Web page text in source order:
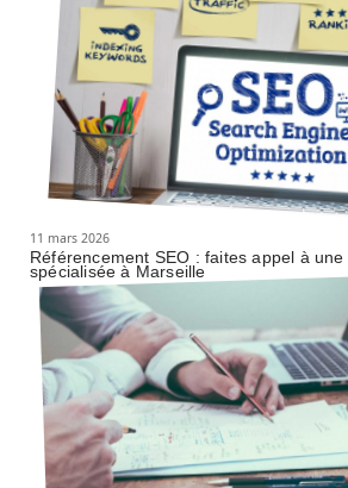
11 mars 2026
Référencement SEO : faites appel à
spécialisée à Marseille